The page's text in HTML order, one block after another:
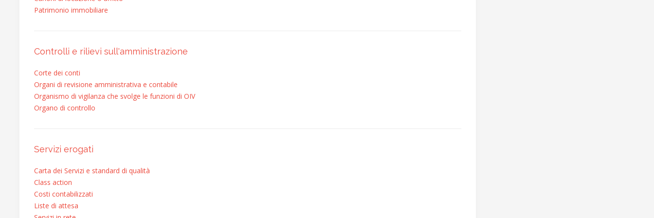
Patrimonio immobiliare
Controlli e rilievi sull'amministrazione
Corte dei conti
Organi di revisione amministrativa e contabile
Organismo di vigilanza che svolge le funzioni di OIV
Organo di controllo
Servizi erogati
Carta dei Servizi e standard di qualità
Class action
Costi contabilizzati
Liste di attesa